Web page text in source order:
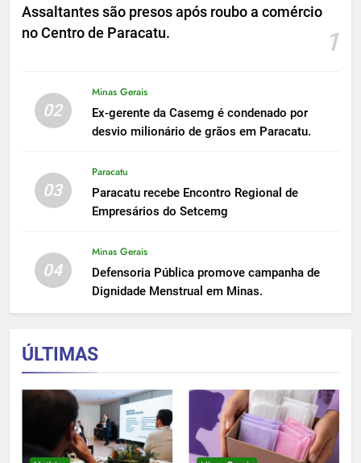
Assaltantes são presos após roubo a comércio
no Centro de Paracatu.
1
02
Minas Gerais
Ex-gerente da Casemg é condenado por
desvio milionário de grãos em Paracatu.
03
Paracatu
Paracatu recebe Encontro Regional de
Empresários do Setcemg
04
Minas Gerais
Defensoria Pública promove campanha de
Dignidade Menstrual em Minas.
ÚLTIMAS